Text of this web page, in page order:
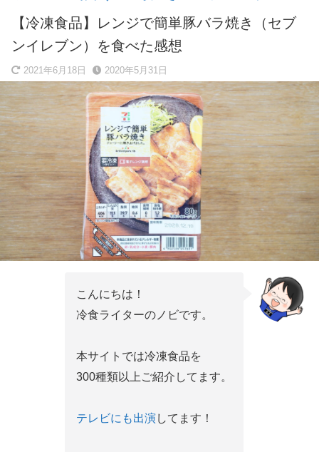
【冷凍食品】レンジで簡単豚バラ焼き（セブ
ンイレブン）を食べた感想
2021年6月18日 2020年5月31日
こんにちは！
冷食ライターのノビです。
本サイトでは冷凍食品を
300種類以上ご紹介してます。
テレビにも出演してます！